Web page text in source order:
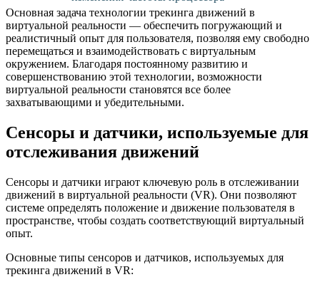
Основная задача технологии трекинга движений в
виртуальной реальности — обеспечить погружающий и
реалистичный опыт для пользователя, позволяя ему свободно
перемещаться и взаимодействовать с виртуальным
окружением. Благодаря постоянному развитию и
совершенствованию этой технологии, возможности
виртуальной реальности становятся все более
захватывающими и убедительными.
Сенсоры и датчики, используемые для
отслеживания движений
Сенсоры и датчики играют ключевую роль в отслеживании
движений в виртуальной реальности (VR). Они позволяют
системе определять положение и движение пользователя в
пространстве, чтобы создать соответствующий виртуальный
опыт.
Основные типы сенсоров и датчиков, используемых для
трекинга движений в VR: